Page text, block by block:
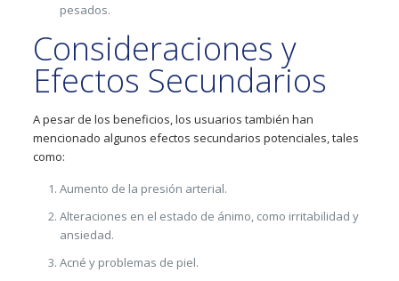
pesados.
Consideraciones y
Efectos Secundarios
A pesar de los beneficios, los usuarios también han
mencionado algunos efectos secundarios potenciales, tales
como:
Aumento de la presión arterial.
Alteraciones en el estado de ánimo, como irritabilidad y
ansiedad.
Acné y problemas de piel.